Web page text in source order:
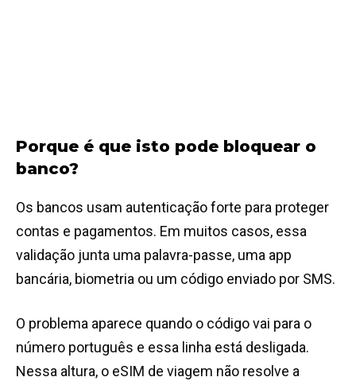
Porque é que isto pode bloquear o
banco?
Os bancos usam autenticação forte para proteger
contas e pagamentos. Em muitos casos, essa
validação junta uma palavra-passe, uma app
bancária, biometria ou um código enviado por SMS.
O problema aparece quando o código vai para o
número português e essa linha está desligada.
Nessa altura, o eSIM de viagem não resolve a